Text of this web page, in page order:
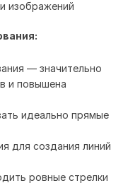
изображений
— значительно
и повышена
идеально прямые
для создания линий
ровные стрелки